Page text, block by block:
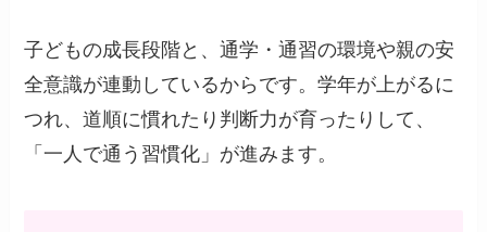
子どもの成長段階と、通学・通習の環境や親の安
全意識が連動しているからです。学年が上がるに
つれ、道順に慣れたり判断力が育ったりして、
「一人で通う習慣化」が進みます。